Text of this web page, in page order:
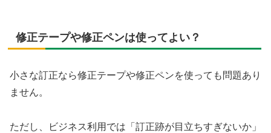
修正テープや修正ペンは使ってよい？
小さな訂正なら修正テープや修正ペンを使っても問題あり
ません。
ただし、ビジネス利用では「訂正跡が目立ちすぎないか」